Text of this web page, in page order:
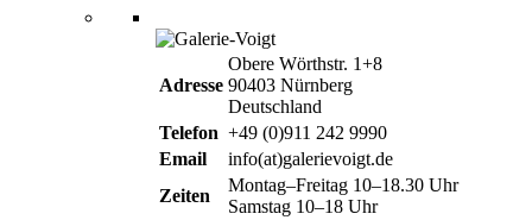
Adresse
Obere Wörthstr. 1+8
90403 Nürnberg
Deutschland
Telefon +49 (0)911 242 9990
Email
info(at)galerievoigt.de
Zeiten
Montag–Freitag 10–18.30 Uhr
Samstag 10–18 Uhr